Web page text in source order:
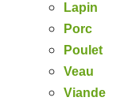
Lapin
Porc
Poulet
Veau
Viande